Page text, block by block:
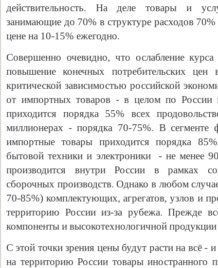
действительность. На деле товары и
занимающие до 70% в структуре расходов
цене на 10-15% ежегодно.
Совершенно очевидно, что ослабление
повышение конечных потребительских цен
критической зависимостью российской
от импортных товаров - в целом по России
приходится порядка 55% всех
миллионерах - порядка 70-75%. В сегменте
импортные товары приходится порядка
бытовой техники и электроники - не менее
производится внутри России в рамках
сборочных производств. Однако в любом
70-85%) комплектующих, агрегатов, узлов и
территорию России из-за рубежа. Прежде
компоненты и высокотехнологичной продукции
С этой точки зрения цены будут расти на всё -
на территорию России товары иностранного